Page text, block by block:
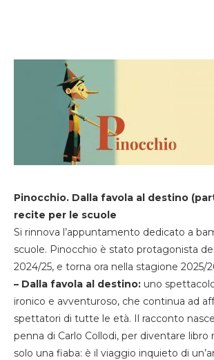
Pinocchio. Dalla favola al destino
recite per le scuole
Si rinnova l’appuntamento dedicato a
scuole. Pinocchio è stato protagonista
2024/25, e torna ora nella stagione 2025/
– Dalla favola al destino: uno
ironico e avventuroso, che continua ad
spettatori di tutte le età. Il racconto
penna di Carlo Collodi, per diventare libro
solo una fiaba: è il viaggio inquieto di